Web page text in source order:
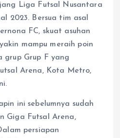
Liga Futsal Nusantara
2023. Bersua tim asal
FC, skuat asuhan
mampu meraih poin
grup Grup F yang
Arena, Kota Metro,
ini sebelumnya sudah
Giga Futsal Arena,
persiapan